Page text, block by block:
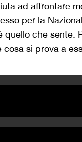
ad affrontare
per la
quello che sente.
cosa si prova a